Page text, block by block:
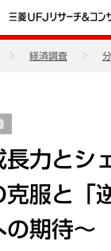
経済調査
力とシ
服と「
の期待～